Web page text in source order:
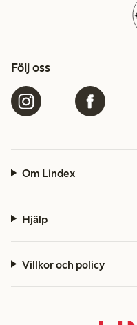
Följ oss
Om Lindex
Hjälp
Villkor och policy